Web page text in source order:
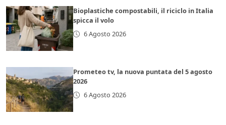
Bioplastiche compostabili, il riciclo in Italia
spicca il volo
6 Agosto 2026
Prometeo tv, la nuova puntata del 5 agosto
2026
6 Agosto 2026